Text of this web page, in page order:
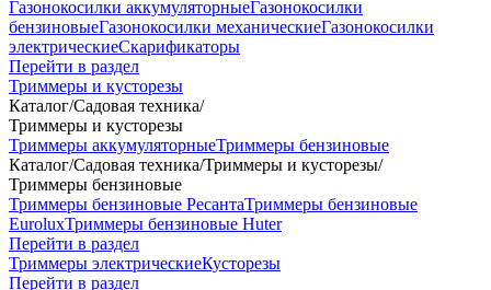
Газонокосилки аккумуляторныеГазонокосилки
бензиновыеГазонокосилки механическиеГазонокосилки
электрическиеСкарификаторы
Перейти в раздел
Триммеры и кусторезы
Каталог/Садовая техника/
Триммеры и кусторезы
Триммеры аккумуляторныеТриммеры бензиновые
Каталог/Садовая техника/Триммеры и кусторезы/
Триммеры бензиновые
Триммеры бензиновые РесантаТриммеры бензиновые
EuroluxТриммеры бензиновые Huter
Перейти в раздел
Триммеры электрическиеКусторезы
Перейти в раздел